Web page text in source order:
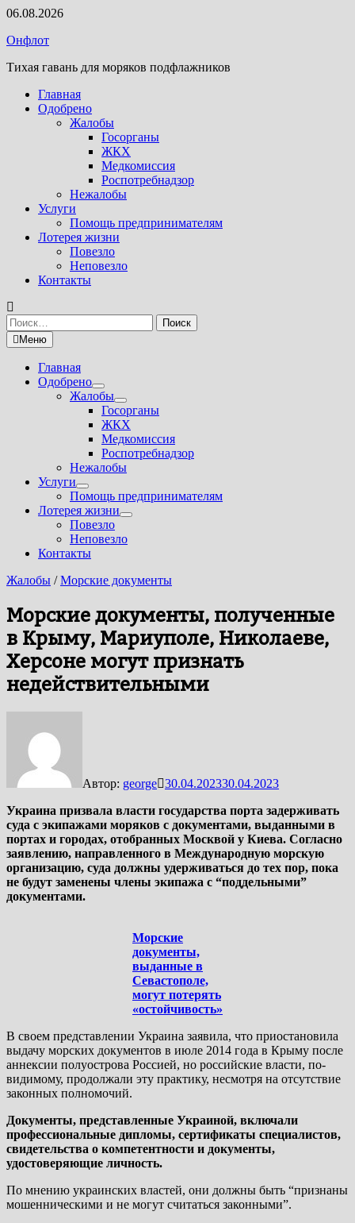
Перейти
содержимому
06.08.2026
Онфлот
Тихая гавань для моряков подфлажников
Главная
Одобрено
Жалобы
Госорганы
ЖКХ
Медкомиссия
Роспотребнадзор
Нежалобы
Услуги
Помощь предпринимателям
Лотерея жизни
Повезло
Неповезло
Контакты
Найти:
Меню
Главная
Одобрено
Показать
подменю
Жалобы
Показать
подменю
Госорганы
ЖКХ
Медкомиссия
Роспотребнадзор
Нежалобы
Услуги
Показать
подменю
Помощь предпринимателям
Лотерея жизни
Показать
Повезло
Неповезло
Контакты
Жалобы /Морские документы
Морские документы, полученные
в Крыму, Мариуполе, Николаеве,
Херсоне могут признать
недействительными
Автор: george 30.04.202330.04.2023
Украина призвала власти государства порта задерживать
суда с экипажами моряков с документами, выданными в
портах и городах, отобранных Москвой у Киева. Согласно
заявлению, направленного в Международную морскую
организацию, суда должны удерживаться до тех пор, пока
не будут заменены члены экипажа с “поддельными”
документами.
Морские
документы,
выданные в
Севастополе,
могут потерять
«остойчивость»
В своем представлении Украина заявила, что приостановила
выдачу морских документов в июле 2014 года в Крыму после
аннексии полуострова Россией, но российские власти, по-
видимому, продолжали эту практику, несмотря на отсутствие
законных полномочий.
Документы, представленные Украиной, включали
профессиональные дипломы, сертификаты специалистов,
свидетельства о компетентности и документы,
удостоверяющие личность.
По мнению украинских властей, они должны быть “признаны
мошенническими и не могут считаться законными”.